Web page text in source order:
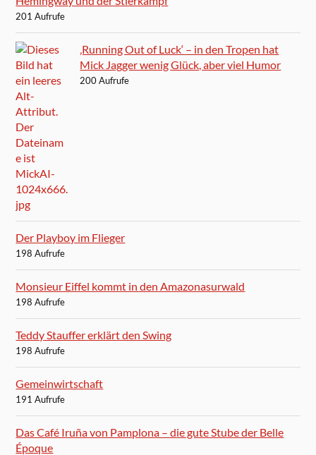
201 Aufrufe
‚Running Out of Luck‘ – in den Tropen hat
Mick Jagger wenig Glück, aber viel Humor
200 Aufrufe
Der Playboy im Flieger
198 Aufrufe
Monsieur Eiffel kommt in den Amazonasurwald
198 Aufrufe
Teddy Stauffer erklärt den Swing
198 Aufrufe
Gemeinwirtschaft
191 Aufrufe
Das Café Iruña von Pamplona – die gute Stube der Belle
Époque